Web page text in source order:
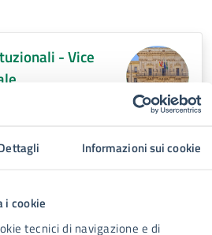
Informazioni sui cookie
i cookie
tecnici di navigazione e di
- Vice
Pullara